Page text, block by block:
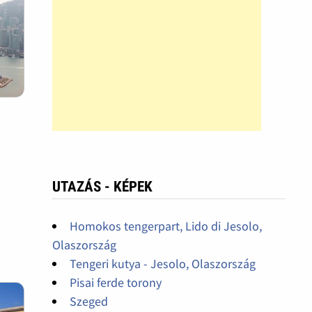
UTAZÁS - KÉPEK
Homokos tengerpart, Lido di Jesolo,
Olaszország
Tengeri kutya - Jesolo, Olaszország
Pisai ferde torony
Szeged